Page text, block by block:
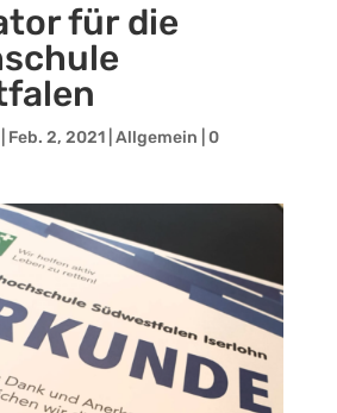
für die
Feb. 2, 2021| Allgemein 0